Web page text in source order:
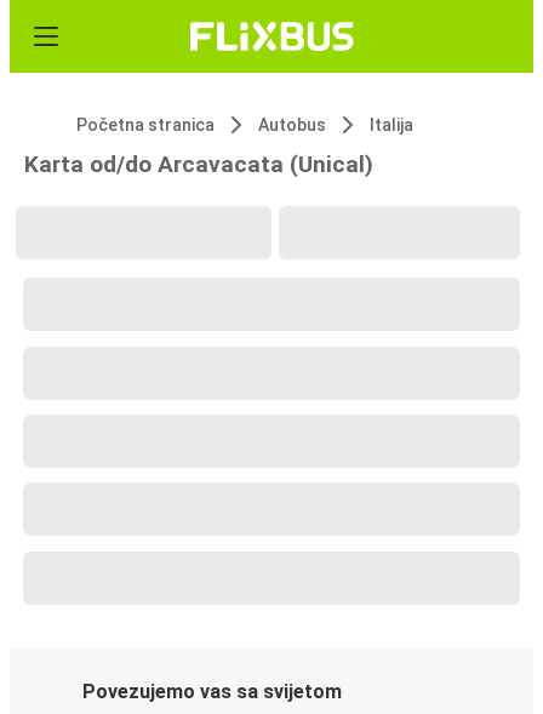
Početna stranica Autobus Italija
Karta od/do Arcavacata (Unical)
Povezujemo vas sa svijetom